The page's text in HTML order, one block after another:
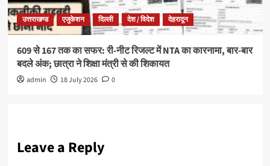
उत्तराखण्ड एजुकेशन दिल्ली देश / विदेश देहरादून
609 से 167 तक का सफर: री-नीट रिजल्ट में NTA का कारनामा, बार-बार
बदले अंक; छात्रा ने शिक्षा मंत्री से की शिकायत
admin 18 July 2026 0
Leave a Reply